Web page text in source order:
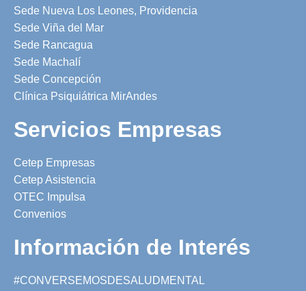
Sede Nueva Los Leones, Providencia
Sede Viña del Mar
Sede Rancagua
Sede Machalí
Sede Concepción
Clínica Psiquiátrica MirAndes
Servicios Empresas
Cetep Empresas
Cetep Asistencia
OTEC Impulsa
Convenios
Información de Interés
#CONVERSEMOSDESALUDMENTAL